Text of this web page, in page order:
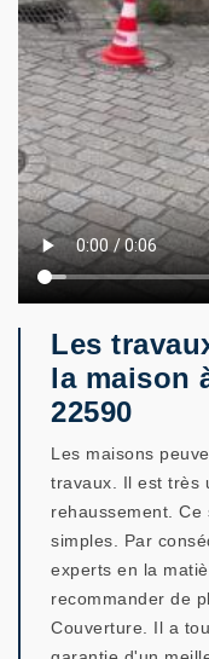
Les
la maison
22590
Les maisons
travaux. Il est très
rehaussement.
simples. Par
experts en la
recommander de
Couverture. Il a